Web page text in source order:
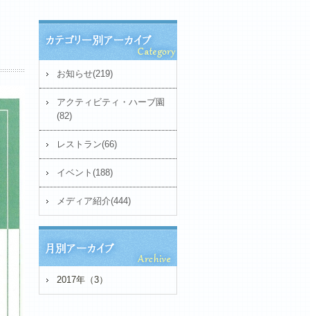
お知らせ(219)
アクティビティ・ハーブ園
(82)
レストラン(66)
イベント(188)
メディア紹介(444)
2017年（3）